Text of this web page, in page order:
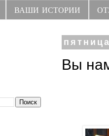
ВАШИ ИСТОРИИ
Вы